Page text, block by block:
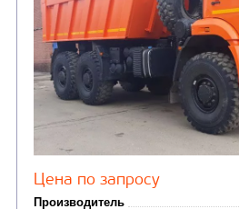
САМОСВАЛ КАМАЗ-6520